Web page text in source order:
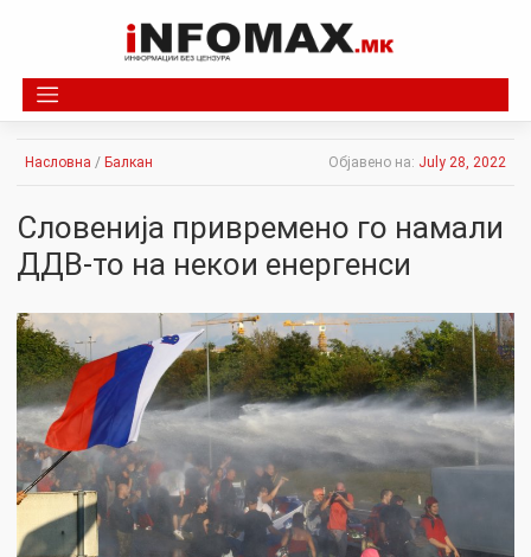
Насловна / Балкан Објавено на: July 28, 2022
Словенија привремено го намали
ДДВ-то на некои енергенси